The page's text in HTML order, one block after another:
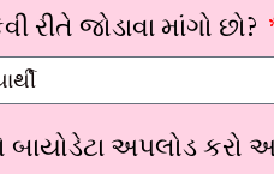
રીતે જોડાવા માંગો છો?
બાયોડેટા અપલોડ કરો